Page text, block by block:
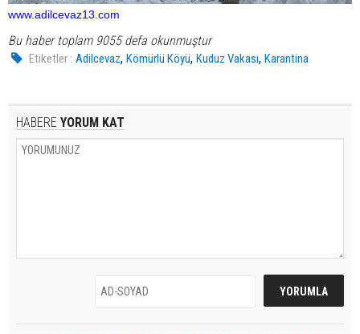
www.adilcevaz13.com
Bu haber toplam 9055 defa okunmuştur
Etiketler : Adilcevaz,Kömürlü Köyü,Kuduz Vakası,Karantina
HABERE YORUM KAT